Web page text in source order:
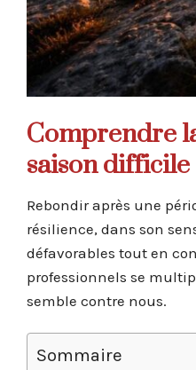
Comprendre
saison difficile
Rebondir après une
résilience, dans son
défavorables tout en
professionnels se
semble contre nous.
Sommaire